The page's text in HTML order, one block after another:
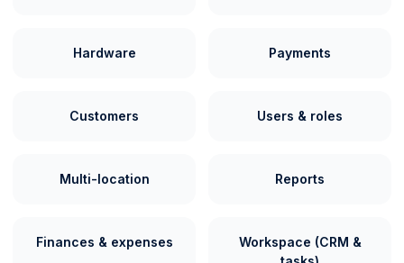
Hardware Payments
Customers Users & roles
Multi-location Reports
Finances & expenses
Workspace (CRM &